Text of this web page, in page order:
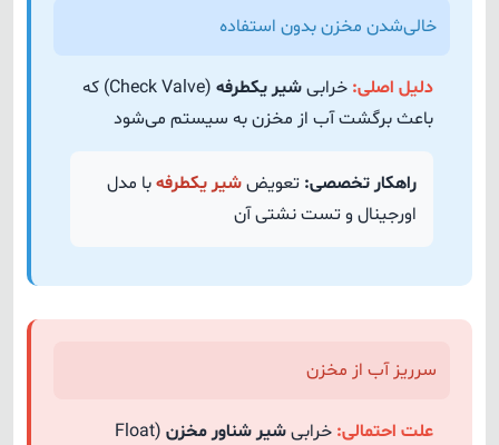
خالی‌شدن مخزن بدون استفاده
دلیل اصلی: خرابیشیر یکطرفه
(Check Valve) که
باعث برگشت آب از مخزن به سیستم می‌شود
راهکار تخصصی: تعویضشیر یکطرفهبا مدل
اورجینال و تست نشتی آن
سرریز آب از مخزن
علت احتمالی: خرابیشیر شناور مخزن (Float